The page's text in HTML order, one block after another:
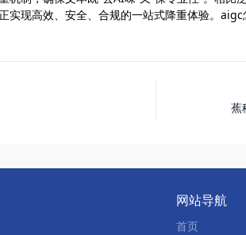
实现高效、安全、合规的一站式降重体验。
蕉
网站导航
首页